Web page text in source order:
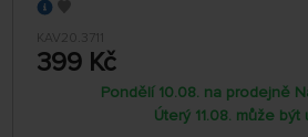
KAV20.3711
399 Kč
Pondělí 10.08. na prodejně
Úterý 11.08. může být